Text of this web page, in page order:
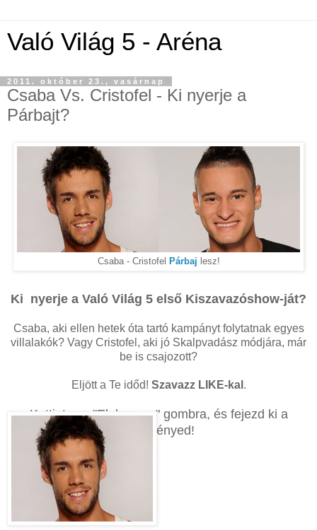
Való Világ 5 - Aréna
2011. október 23., vasárnap
Csaba Vs. Cristofel - Ki nyerje a
Párbajt?
Csaba - Cristofel Párbaj lesz!
Ki nyerje a Való Világ 5 első Kiszavazóshow-ját?
Csaba, aki ellen hetek óta tartó kampányt folytatnak egyes
villalakók? Vagy Cristofel, aki jó Skalpvadász módjára, már
be is csajozott?
Eljött a Te időd! Szavazz LIKE-kal .
Kattints az "Elolvasom" gombra, és fejezd ki a
véleményed!
Csaba